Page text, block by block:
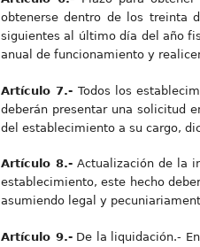
obtenerse dentro de los treinta
siguientes al último día del año
anual de funcionamiento y
Artículo 7.- Todos los
deberán presentar una solicitud
del establecimiento a su cargo,
Artículo 8.- Actualización de la
establecimiento, este hecho
asumiendo legal y
Artículo 9.-De la liquidación.-